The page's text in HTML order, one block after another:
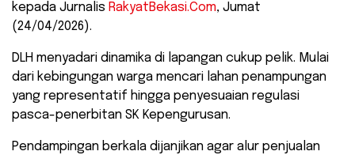
kepada Jurnalis RakyatBekasi.Com, Jumat
(24/04/2026).
​DLH menyadari dinamika di lapangan cukup pelik. Mulai
dari kebingungan warga mencari lahan penampungan
yang representatif hingga penyesuaian regulasi
pasca-penerbitan SK Kepengurusan.
Pendampingan berkala dijanjikan agar alur penjualan